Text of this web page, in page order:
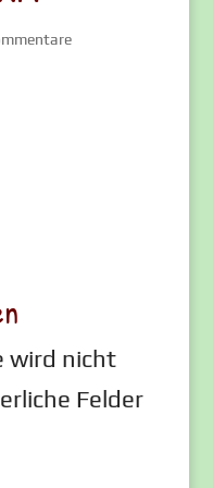
wird nicht
Felder